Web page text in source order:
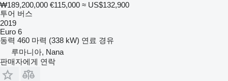
₩189,200,000 €115,000 ≈ US$132,900
투어 버스
2019
Euro 6
동력 460 마력 (338 kW) 연료 경유
루마니아, Nana
판매자에게 연락